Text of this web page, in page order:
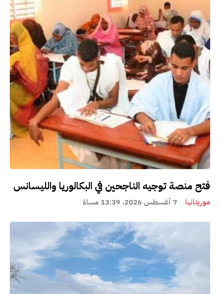
فتح منصة توجيه الناجحين في البكالوريا والليسانس
موريتانيا 7 أغسطس 2026، 13:39 مساءً